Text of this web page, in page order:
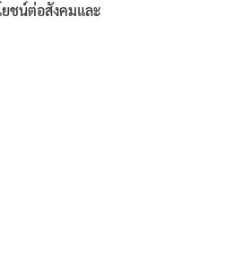
ชน์ต่อสังคมและ